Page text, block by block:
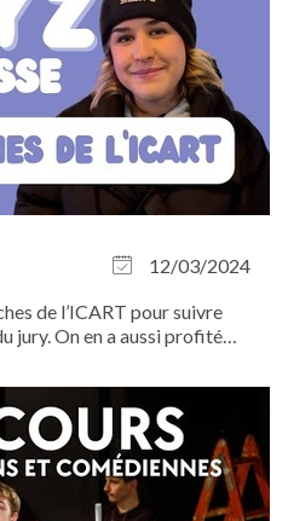
12/03/2024
de l’ICART pour suivre
jury. On en a aussi profité